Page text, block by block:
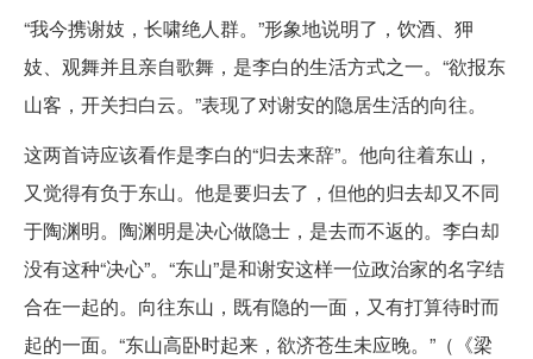
“我今携谢妓，长啸绝人群。”形象地说明了，饮酒、狎
妓、观舞并且亲自歌舞，是李白的生活方式之一。“欲报东
山客，开关扫白云。”表现了对谢安的隐居生活的向往。
这两首诗应该看作是李白的“归去来辞”。他向往着东山，
又觉得有负于东山。他是要归去了，但他的归去却又不同
于陶渊明。陶渊明是决心做隐士，是去而不返的。李白却
没有这种“决心”。“东山”是和谢安这样一位政治家的名字结
合在一起的。向往东山，既有隐的一面，又有打算待时而
起的一面。“东山高卧时起来，欲济苍生未应晚。”（《梁